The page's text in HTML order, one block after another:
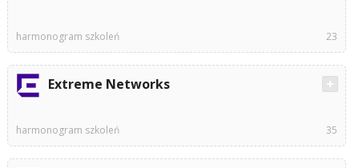
harmonogram szkoleń 23
Extreme Networks
harmonogram szkoleń 35